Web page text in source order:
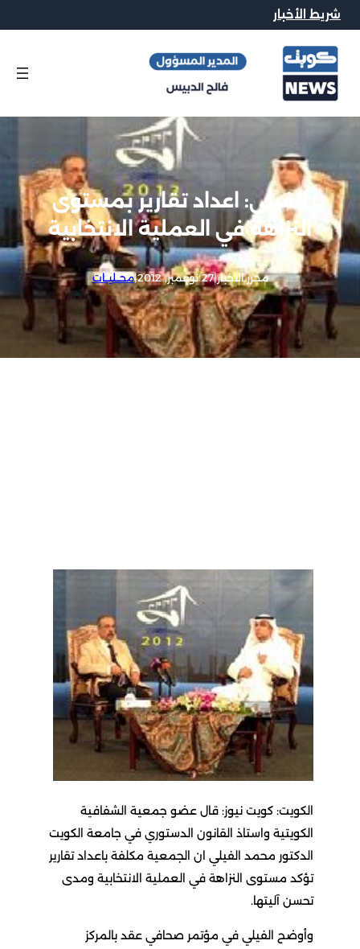
شريط الأخبار
الفيلي: اعداد تقارير بمستوى
النزاهة في العملية الانتخابية
محرر الاخبار|27 نوفمبر, 2012 |محــليــات
الكويت: كويت نيوز: قال عضو جمعية الشفافية
الكويتية واستاذ القانون الدستوري في جامعة الكويت
الدكتور محمد الفيلي ان الجمعية مكلفة باعداد تقارير
تؤكد مستوى النزاهة في العملية الانتخابية ومدى
تحسن آليتها.
وأوضح الفيلي في مؤتمر صحافي عقد بالمركز